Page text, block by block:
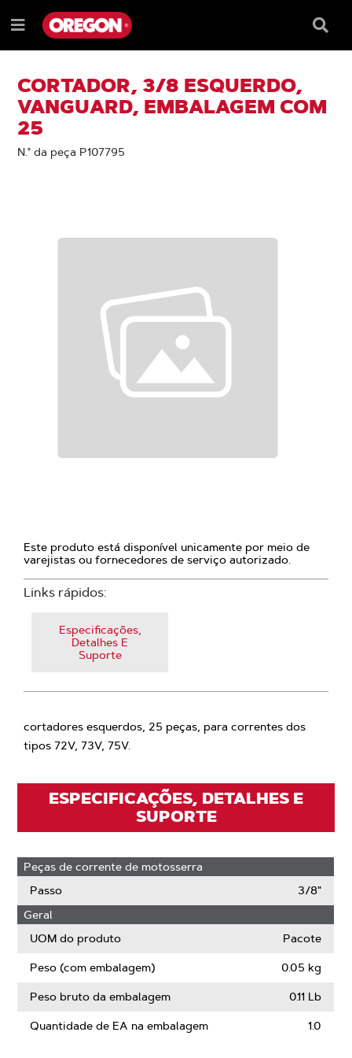
IGNORAR
SEGUIR
PARA
CONTEÚDO
IGNORAR
SEGUIR
PARA
MENU
NAVEGAÇÃO
Menu
Caixa
de
CORTADOR, 3/8 ESQUERDO,
VANGUARD, EMBALAGEM COM
25
N.° da peça P107795
Este produto está disponível unicamente por meio de
varejistas ou fornecedores de serviço autorizado.
Links rápidos:
Especificações,
Detalhes E
Suporte
cortadores esquerdos, 25 peças, para correntes dos
tipos 72V, 73V, 75V.
ESPECIFICAÇÕES, DETALHES E
SUPORTE
Peças de corrente de motosserra
Passo
3/8"
Geral
UOM do produto
Pacote
Peso (com embalagem) 0.05 kg
Peso bruto da embalagem 0.11 Lb
Quantidade de EA na embalagem 1.0